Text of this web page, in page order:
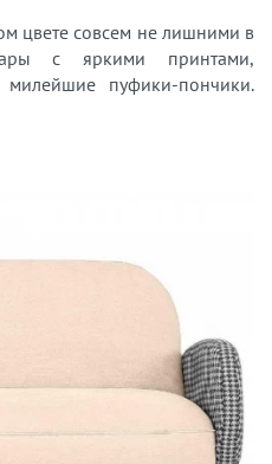
цвете совсем не лишними в
с яркими принтами,
пуфики-пончики.